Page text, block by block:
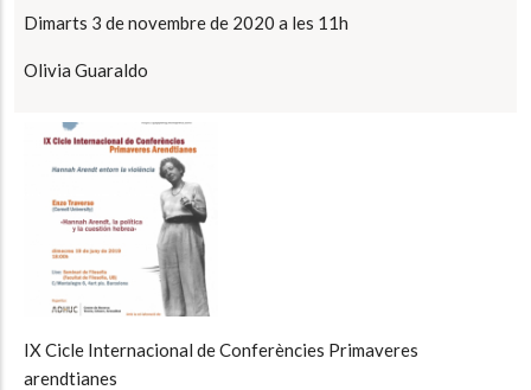
Dimarts 3 de novembre de 2020 a les 11h
Olivia Guaraldo
IX Cicle Internacional de Conferències Primaveres
arendtianes